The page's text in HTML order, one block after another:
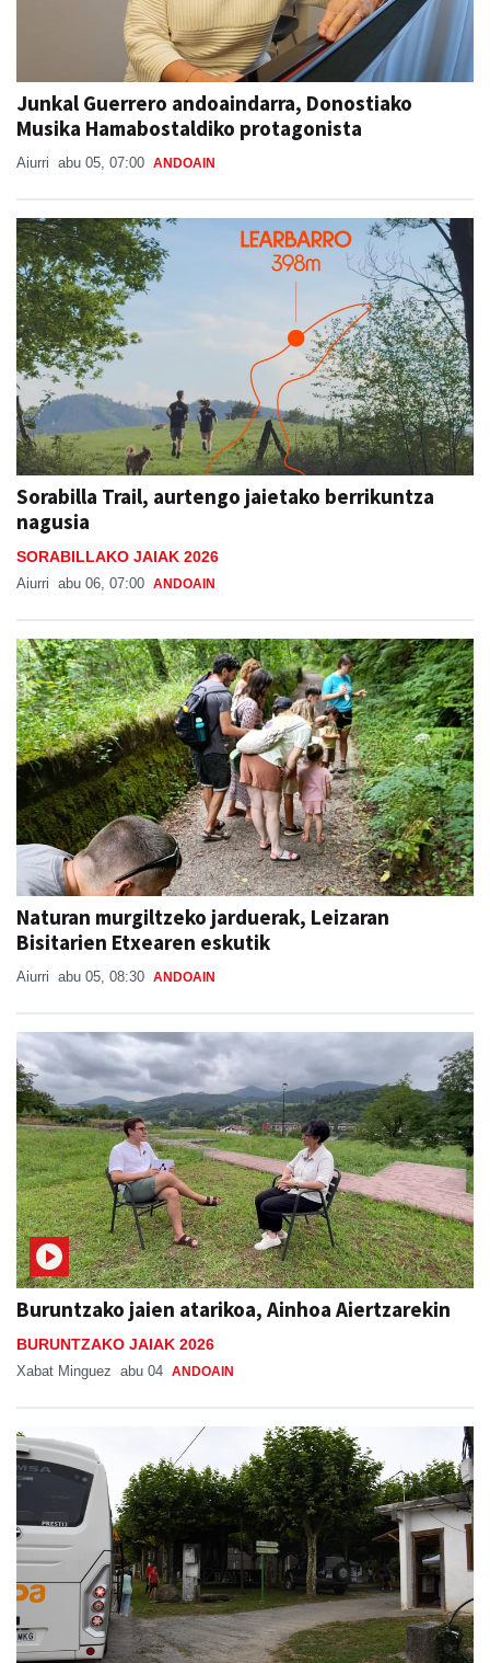
Junkal Guerrero andoaindarra, Donostiako
Musika Hamabostaldiko protagonista
Aiurri abu 05, 07:00 ANDOAIN
Sorabilla Trail, aurtengo jaietako berrikuntza
nagusia
SORABILLAKO JAIAK 2026
Aiurri abu 06, 07:00 ANDOAIN
Naturan murgiltzeko jarduerak, Leizaran
Bisitarien Etxearen eskutik
Aiurri abu 05, 08:30 ANDOAIN
Buruntzako jaien atarikoa, Ainhoa Aiertzarekin
BURUNTZAKO JAIAK 2026
Xabat Minguez abu 04 ANDOAIN